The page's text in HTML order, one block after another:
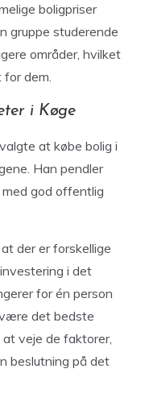
boligpriser
gruppe studerende
områder, hvilket
for dem.
i Køge
at købe bolig i
Han pendler
god offentlig
der er forskellige
i det
for én person
det bedste
veje de faktorer,
beslutning på det